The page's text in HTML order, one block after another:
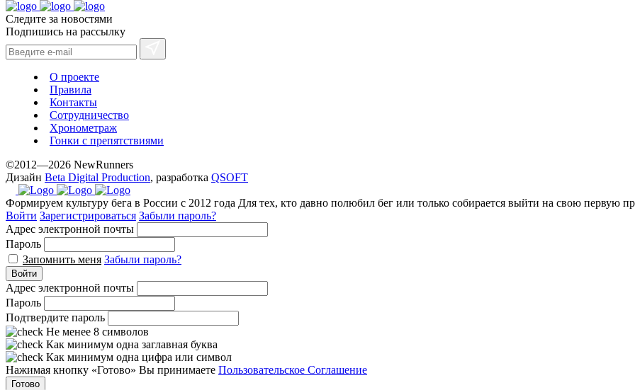
Следите за новостями
Подпишись на рассылку
О проекте
Правила
Контакты
Сотрудничество
Хронометраж
Гонки с препятствиями
©2012—2026 NewRunners
Дизайн Beta Digital Production, разработка QSOFT
Формируем культуру бега в России с 2012 года Для тех, кто давно полюбил бег или только собирается выйти на свою первую
Войти Зарегистрироваться Забыли пароль?
Адрес электронной почты
Пароль
Запомнить меня Забыли пароль?
Войти
Адрес электронной почты
Пароль
Подтвердите пароль
Не менее 8 символов
Как минимум одна заглавная буква
Как минимум одна цифра или символ
Нажимая кнопку «Готово» Вы принимаете Пользовательское Соглашение
Готово